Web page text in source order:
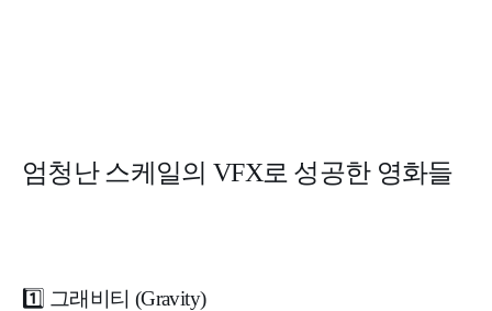
엄청난 스케일의 VFX로 성공한 영화들
1️⃣ 그래비티 (Gravity)